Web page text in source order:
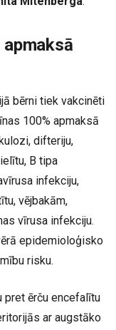
bērni tiek vakcinēti
100% apmaksā
difteriju,
B tipa
infekciju,
vējbakām,
vīrusa infekciju.
epidemioloģisko
risku.
pret ērču encefalītu
ar augstāko